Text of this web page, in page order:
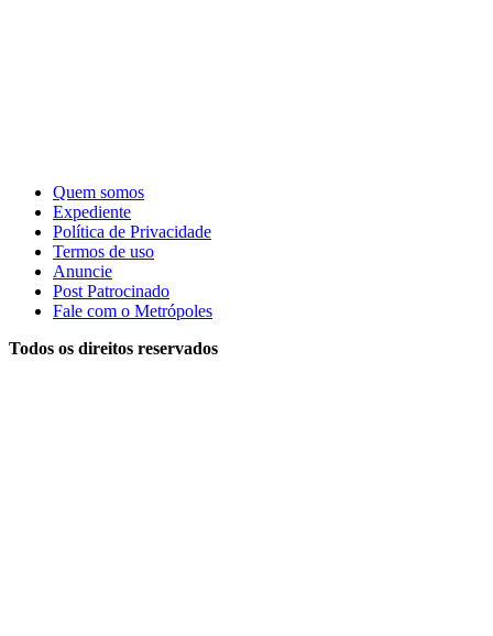
Quem somos
Expediente
Política de Privacidade
Termos de uso
Anuncie
Post Patrocinado
Fale com o Metrópoles
Todos os direitos reservados